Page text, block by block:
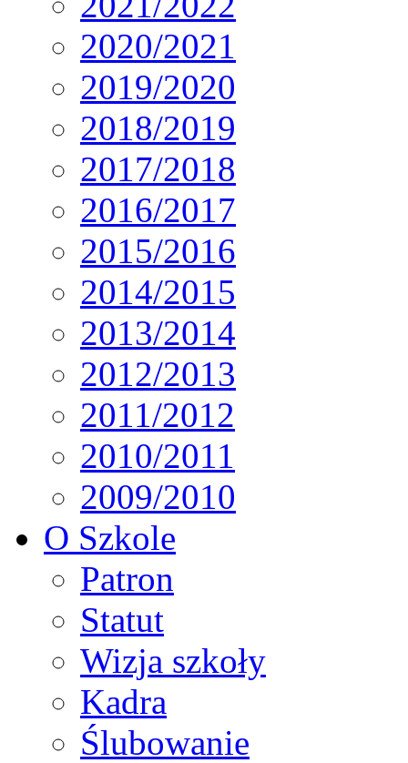
2020/2021
2019/2020
2018/2019
2017/2018
2016/2017
2015/2016
2014/2015
2013/2014
2012/2013
2011/2012
2010/2011
2009/2010
O Szkole
Patron
Statut
Wizja szkoły
Kadra
Ślubowanie